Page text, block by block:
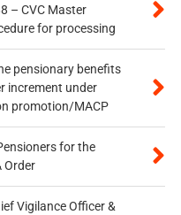
– CVC Master
for processing
pensionary benefits
increment under
promotion/MACP
for the
Order
Vigilance Officer &